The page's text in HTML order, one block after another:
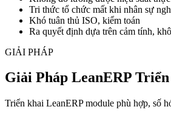
Tri thức tổ chức mất khi nhân sự
Khó tuân thủ ISO, kiểm toán
Ra quyết định dựa trên cảm tính,
GIẢI PHÁP
Giải Pháp LeanERP
Triển khai LeanERP module phù hợp, số